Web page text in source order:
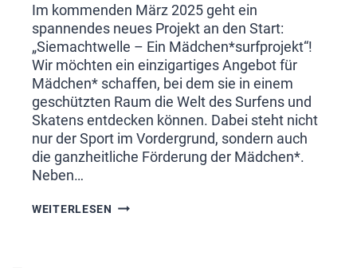
Im kommenden März 2025 geht ein
spannendes neues Projekt an den Start:
„Siemachtwelle – Ein Mädchen*surfprojekt“!
Wir möchten ein einzigartiges Angebot für
Mädchen* schaffen, bei dem sie in einem
geschützten Raum die Welt des Surfens und
Skatens entdecken können. Dabei steht nicht
nur der Sport im Vordergrund, sondern auch
die ganzheitliche Förderung der Mädchen*.
Neben…
WEITERLESEN SIEMACHTWELLE